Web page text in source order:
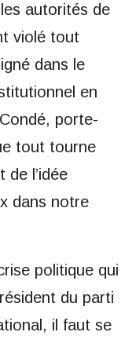
autorités de
violé tout
dans le
en
porte-
tout tourne
l’idée
dans notre
politique qui
du parti
il faut se